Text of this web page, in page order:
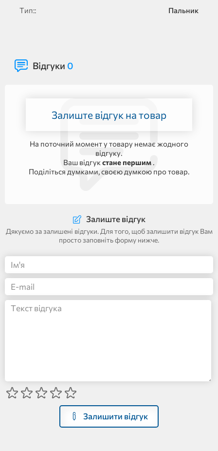
Тип:: Пальник
Відгуки 0
Залиште відгук на товар
На поточний момент у товару немає жодного
відгуку.
Ваш відгук стане першим .
Поділіться думками, своєю думкою про товар.
Залиште відгук
Дякуємо за залишені відгуки. Для того, щоб залишити відгук Вам
просто заповніть форму нижче.
Залишити відгук